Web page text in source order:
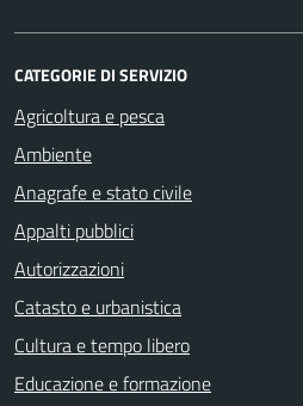
CATEGORIE DI SERVIZIO
Agricoltura e pesca
Ambiente
Anagrafe e stato civile
Appalti pubblici
Autorizzazioni
Catasto e urbanistica
Cultura e tempo libero
Educazione e formazione